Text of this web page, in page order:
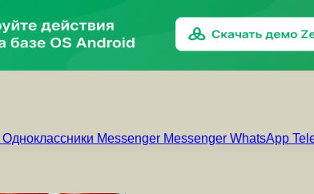
Одноклассники Messenger Messenger WhatsApp